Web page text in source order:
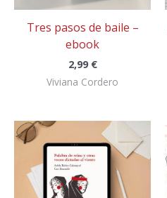
Tres pasos de baile –
ebook
2,99 €
Viviana Cordero